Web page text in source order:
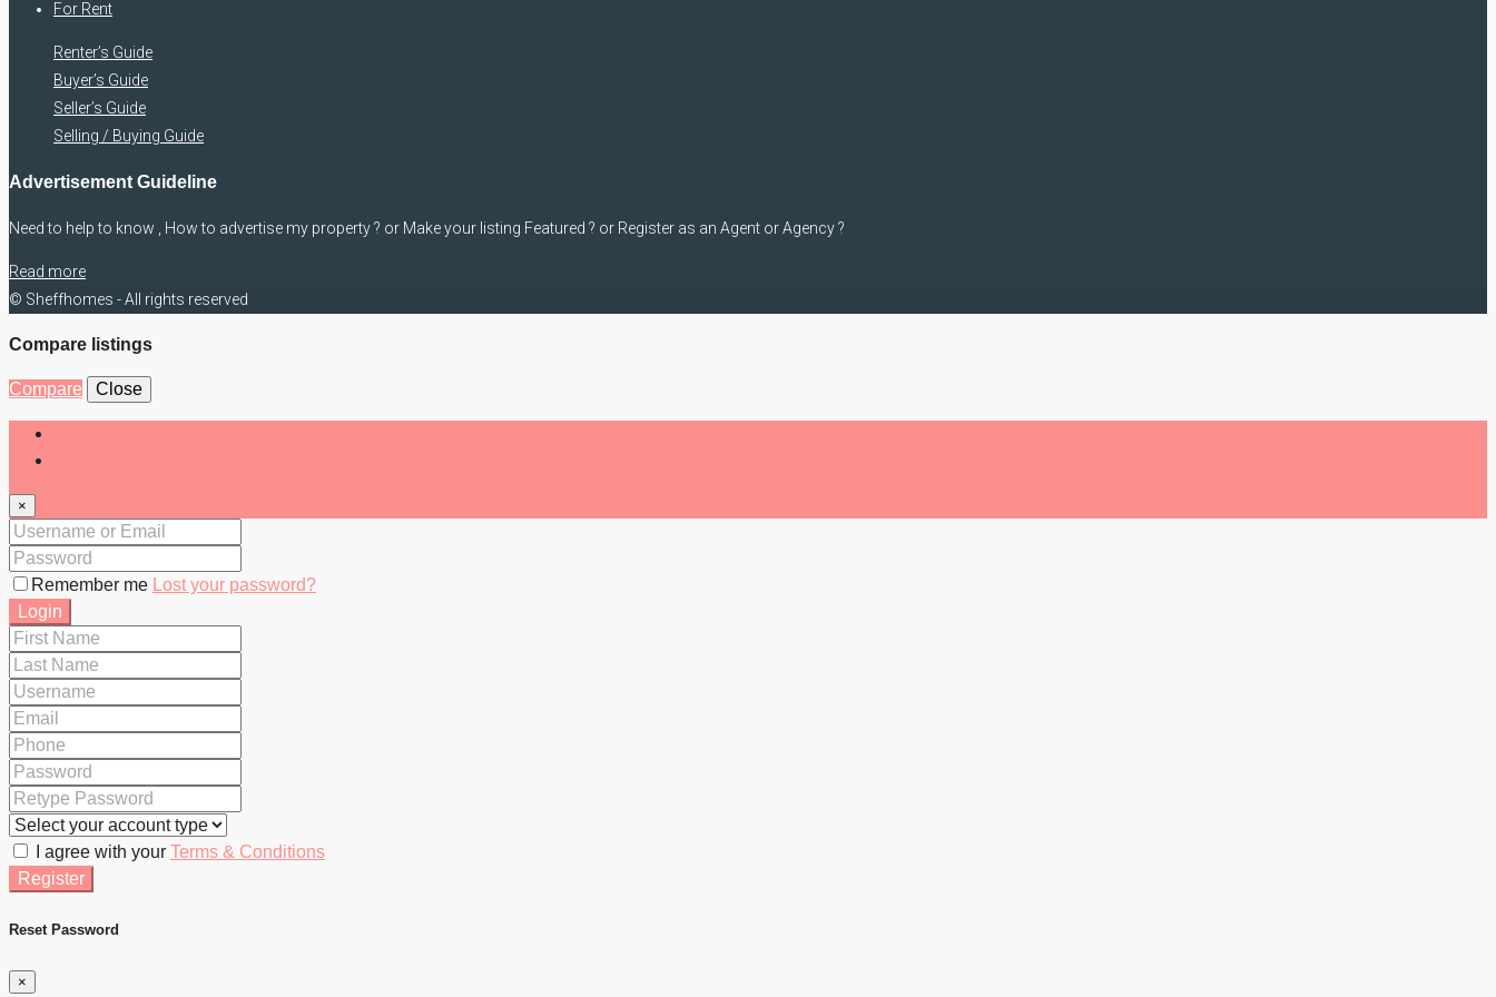
For Rent
Renter’s Guide
Buyer’s Guide
Seller’s Guide
Selling / Buying Guide
Advertisement Guideline
Need to help to know , How to advertise my property ? or Make your listing Featured ? or Register as an Agent or Agency ?
Read more
© Sheffhomes - All rights reserved
Compare listings
Compare Close
×
Remember me Lost your password?
Login
I agree with your Terms & Conditions
Register
Reset Password
×